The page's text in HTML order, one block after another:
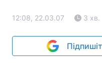
12:08, 22.03.07 3 хв.